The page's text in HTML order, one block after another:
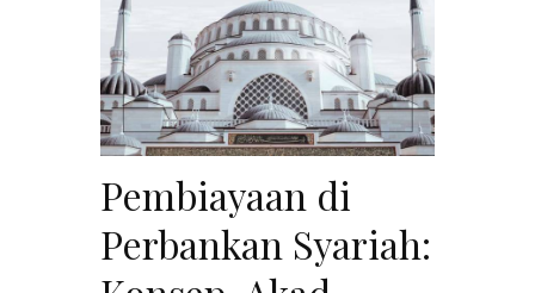
Pembiayaan di
Perbankan Syariah: